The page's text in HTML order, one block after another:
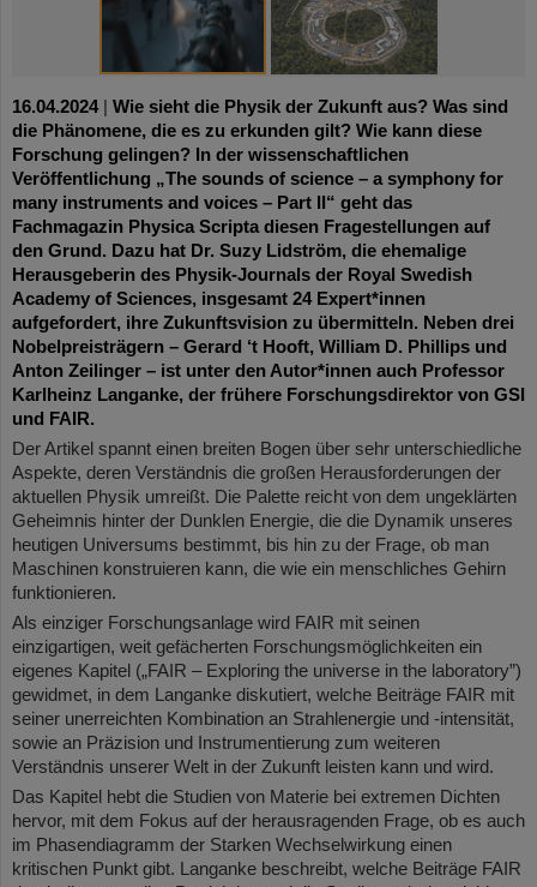
16.04.2024| Wie sieht die Physik der Zukunft aus? Was sind
die Phänomene, die es zu erkunden gilt? Wie kann diese
Forschung gelingen? In der wissenschaftlichen
Veröffentlichung „The sounds of science – a symphony for
many instruments and voices – Part II“ geht das
Fachmagazin Physica Scripta diesen Fragestellungen auf
den Grund. Dazu hat Dr. Suzy Lidström, die ehemalige
Herausgeberin des Physik-Journals der Royal Swedish
Academy of Sciences, insgesamt 24 Expert*innen
aufgefordert, ihre Zukunftsvision zu übermitteln. Neben drei
Nobelpreisträgern – Gerard ‘t Hooft, William D. Phillips und
Anton Zeilinger – ist unter den Autor*innen auch Professor
Karlheinz Langanke, der frühere Forschungsdirektor von GSI
und FAIR.
Der Artikel spannt einen breiten Bogen über sehr unterschiedliche
Aspekte, deren Verständnis die großen Herausforderungen der
aktuellen Physik umreißt. Die Palette reicht von dem ungeklärten
Geheimnis hinter der Dunklen Energie, die die Dynamik unseres
heutigen Universums bestimmt, bis hin zu der Frage, ob man
Maschinen konstruieren kann, die wie ein menschliches Gehirn
funktionieren.
Als einziger Forschungsanlage wird FAIR mit seinen
einzigartigen, weit gefächerten Forschungsmöglichkeiten ein
eigenes Kapitel („FAIR – Exploring the universe in the laboratory”)
gewidmet, in dem Langanke diskutiert, welche Beiträge FAIR mit
seiner unerreichten Kombination an Strahlenergie und -intensität,
sowie an Präzision und Instrumentierung zum weiteren
Verständnis unserer Welt in der Zukunft leisten kann und wird.
Das Kapitel hebt die Studien von Materie bei extremen Dichten
hervor, mit dem Fokus auf der herausragenden Frage, ob es auch
im Phasendiagramm der Starken Wechselwirkung einen
kritischen Punkt gibt. Langanke beschreibt, welche Beiträge FAIR